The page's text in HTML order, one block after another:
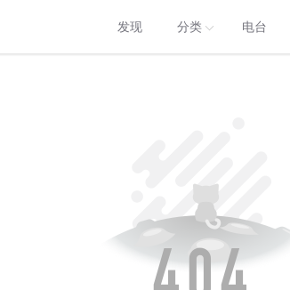
发现 分类 电台